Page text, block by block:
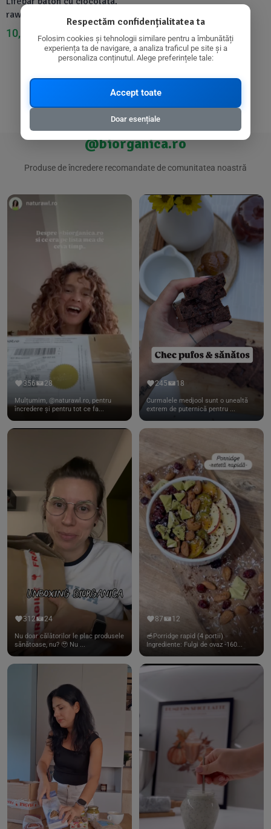
raw, bio, 40g, Lifefood
12,00
10,85 lei
@biorganica.ro
Produse de încredere recomandate de comunitatea noastră
356 28
Mulțumim, @naturawl.ro, pentru
încredere și pentru tot ce fa...
245 18
Curmalele medjool sunt o unealtă
extrem de puternică pentru ...
312 24
Nu doar călătorilor le plac produsele
sănătoase, nu? 🥹 Nu ...
87 12
🥣Porridge rapid (4 portii)
Ingrediente: Fulgi de ovaz -160...
Respectăm confidențialitatea ta
Folosim cookies și tehnologii similare pentru a îmbunătăți
experiența ta de navigare, a analiza traficul pe site și a
personaliza conținutul. Alege preferințele tale:
Accept toate
Doar esențiale